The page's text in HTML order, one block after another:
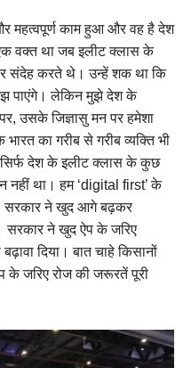
महत्वपूर्ण काम हुआ और वह है देश
वक्त था जब इलीट क्लास के
पर संदेह करते थे। उन्हें शक था कि
पाएंगे। लेकिन मुझे देश के
उसके जिज्ञासु मन पर हमेशा
का गरीब से गरीब व्यक्ति भी
देश के इलीट क्लास के कुछ
नहीं था। हम ‘digital first’ के
सरकार ने खुद आगे बढ़कर
सरकार ने खुद ऐप के जरिए
दिया। बात चाहे किसानों
के जरिए रोज की जरूरतें पूरी